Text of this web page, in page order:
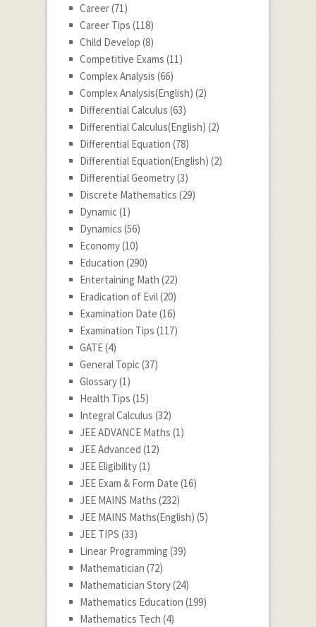
Career(71)
Career Tips (118)
Child Develop (8)
Competitive Exams (11)
Complex Analysis (66)
Complex Analysis(English) (2)
Differential Calculus (63)
Differential Calculus(English) (2)
Differential Equation (78)
Differential Equation(English) (2)
Differential Geometry(3)
Discrete Mathematics (29)
Dynamic(1)
Dynamics (56)
Economy(10)
Education (290)
Entertaining Math (22)
Eradication of Evil(20)
Examination Date (16)
Examination Tips (117)
GATE(4)
General Topic(37)
Glossary(1)
Health Tips (15)
Integral Calculus (32)
JEE ADVANCE Maths (1)
JEE Advanced (12)
JEE Eligibility(1)
JEE Exam & Form Date (16)
JEE MAINS Maths (232)
JEE MAINS Maths(English) (5)
JEE TIPS (33)
Linear Programming (39)
Mathematician (72)
Mathematician Story(24)
Mathematics Education (199)
Mathematics Tech (4)